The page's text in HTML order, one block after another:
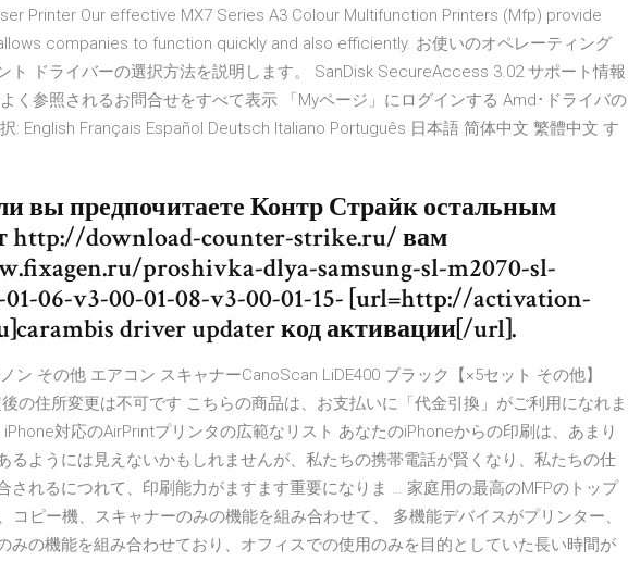
Printer Our effective MX7 Series A3 Colour Multifunction Printers (Mfp) provide
companies to function quickly and also efficiently. お使いのオペレーティング
ト ドライバーの選択方法を説明します。 SanDisk SecureAccess 3.02 サポート情報
く参照されるお問合せをすべて表示 「Myページ」にログインする Amd･ドライバの
: English Français Español Deutsch Italiano Português 日本語 简体中文 繁體中文 す
вы предпочитаете Контр Страйк остальным
http://download-counter-strike.ru/ вам
proshivka-dlya-samsung-sl-m2070-sl-
06-v3-00-01-08-v3-00-01-15- [url=http://activation-
driver updater код активации[/url].
ン その他 エアコン スキャナーCanoScan LiDE400 ブラック【×5セット その他】
の住所変更は不可です こちらの商品は、お支払いに「代金引換」がご利用になれま
対応のAirPrintプリンタの広範なリスト あなたのiPhoneからの印刷は、あまり
るようには見えないかもしれませんが、私たちの携帯電話が賢くなり、私たちの仕
されるにつれて、印刷能力がますます重要になりま … 家庭用の最高のMFPのトップ
コピー機、スキャナーのみの機能を組み合わせて、 多機能デバイスがプリンター、
みの機能を組み合わせており、オフィスでの使用のみを目的としていた長い時間が